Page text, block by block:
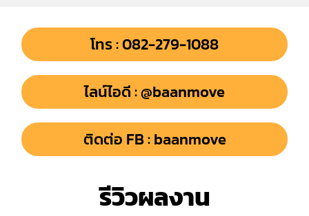
โทร : 082-279-1088
ไลน์ไอดี : @baanmove
ติดต่อ FB : baanmove
รีวิวผลงาน